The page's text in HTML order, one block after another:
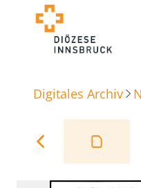
Digitales Archiv